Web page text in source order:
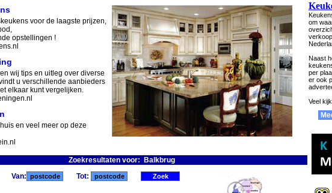
voor de laagste prijzen,
opstellingen !
wij tips en uitleg over diverse
u verschillende aanbieders
elkaar kunt vergelijken.
en veel meer op deze
Zoekresultaten voor: Balkbrug
Van: Tot:
om
Naast
per
er ook
Veel